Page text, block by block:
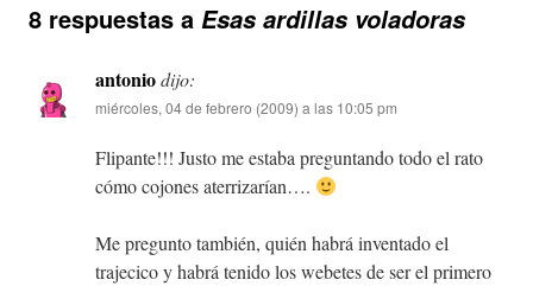
8 respuestas a Esas ardillas voladoras
antoniodijo:
miércoles, 04 de febrero (2009) a las 10:05 pm
Flipante!!! Justo me estaba preguntando todo el rato
cómo cojones aterrizarían….
Me pregunto también, quién habrá inventado el
trajecico y habrá tenido los webetes de ser el primero